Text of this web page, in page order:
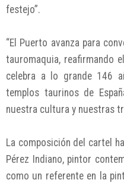
festejo”.
“El Puerto avanza para
tauromaquia, reafirmando
celebra a lo grande 146
templos taurinos de
nuestra cultura y nuestras
La composición del cartel
Pérez Indiano, pintor
como un referente en la